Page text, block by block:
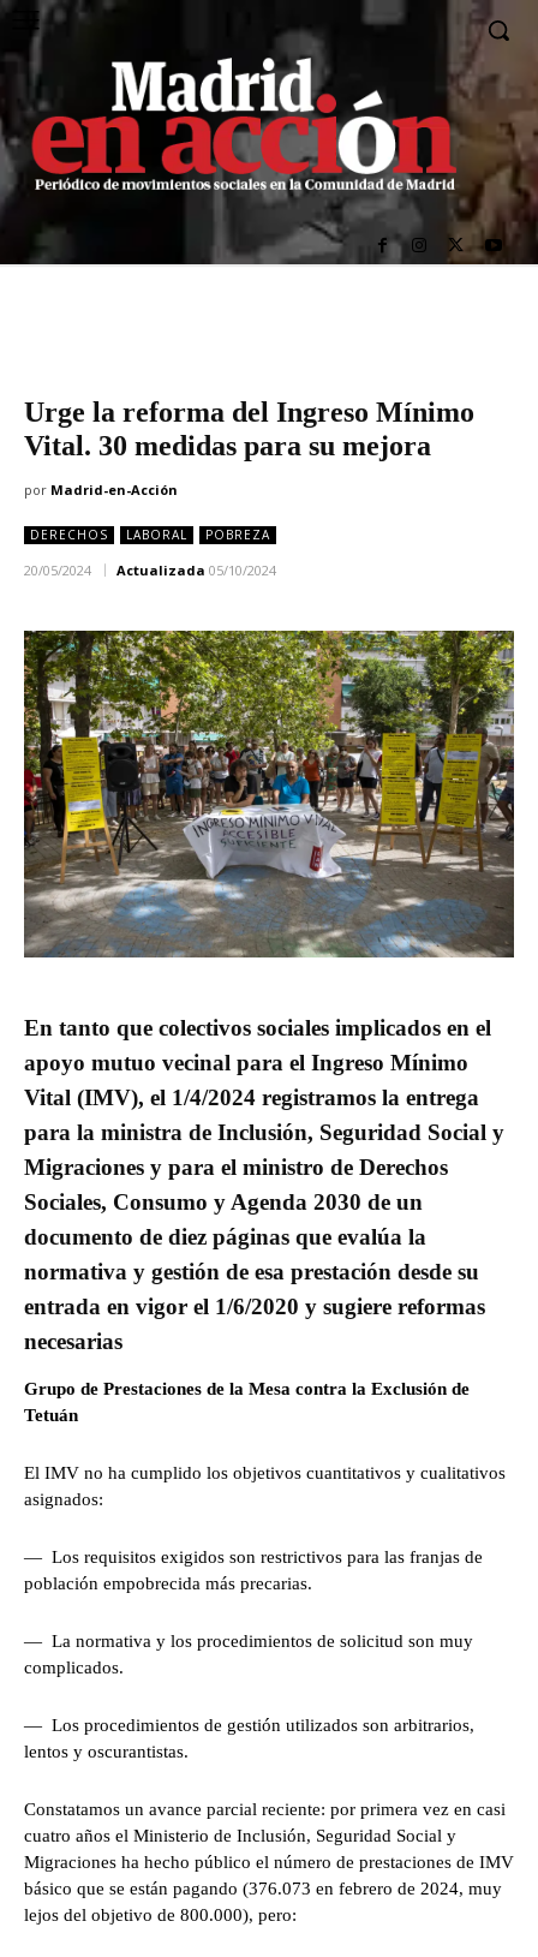
Urge la reforma del Ingreso Mínimo
Vital. 30 medidas para su mejora
por Madrid-en-Acción
DERECHOS LABORAL POBREZA
20/05/2024 Actualizada 05/10/2024
En tanto que colectivos sociales implicados en el
apoyo mutuo vecinal para el Ingreso Mínimo
Vital (IMV), el 1/4/2024 registramos la entrega
para la ministra de Inclusión, Seguridad Social y
Migraciones y para el ministro de Derechos
Sociales, Consumo y Agenda 2030 de un
documento de diez páginas que evalúa la
normativa y gestión de esa prestación desde su
entrada en vigor el 1/6/2020 y sugiere reformas
necesarias
Grupo de Prestaciones de la Mesa contra la Exclusión de
Tetuán
El IMV no ha cumplido los objetivos cuantitativos y cualitativos
asignados:
— Los requisitos exigidos son restrictivos para las franjas de
población empobrecida más precarias.
— La normativa y los procedimientos de solicitud son muy
complicados.
— Los procedimientos de gestión utilizados son arbitrarios,
lentos y oscurantistas.
Constatamos un avance parcial reciente: por primera vez en casi
cuatro años el Ministerio de Inclusión, Seguridad Social y
Migraciones ha hecho público el número de prestaciones de IMV
básico que se están pagando (376.073 en febrero de 2024, muy
lejos del objetivo de 800.000), pero: